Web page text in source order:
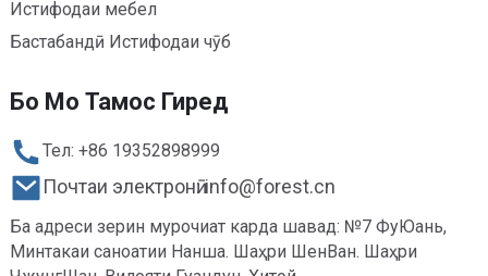
Истифодаи мебел
Бастабандӣ Истифодаи чӯб
Бо Мо Тамос Гиред
Тел: +86 19352898999
Почтаи электронӣ: info@forest.cn
Ба адреси зерин мурочиат карда шавад: №7 ФуЮань,
Минтакаи саноатии Нанша. Шаҳри ШенВан. Шаҳри